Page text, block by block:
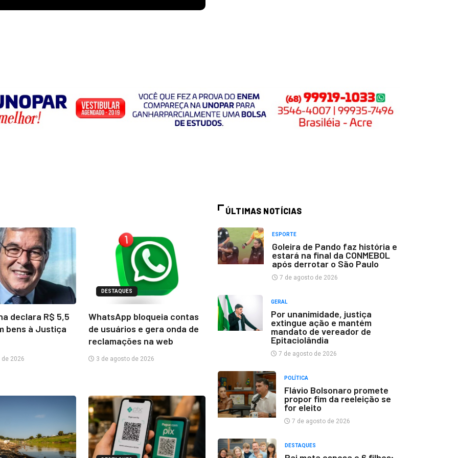
declara R$ 5,5
bens à Justiça
2026
DESTAQUES
WhatsApp bloqueia contas
de usuários e gera onda de
reclamações na web
3 de agosto de 2026
ÚLTIMAS NOTÍCIAS
ESPORTE
Goleira de Pando faz história e
estará na final da CONMEBOL
após derrotar o São Paulo
7 de agosto de 2026
GERAL
Por unanimidade, justiça
extingue ação e mantém
mandato de vereador de
Epitaciolândia
7 de agosto de 2026
POLÍTICA
Flávio Bolsonaro promete
propor fim da reeleição se
for eleito
7 de agosto de 2026
DESTAQUES